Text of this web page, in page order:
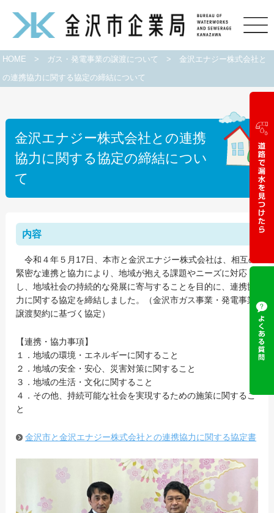
HOME > ガス・発電事業の譲渡について > 金沢エナジー株式会社と
の連携協力に関する協定の締結について
金沢エナジー株式会社との連携
協力に関する協定の締結につい
て
内容
令和４年５月17日、本市と金沢エナジー株式会社は、相互の
緊密な連携と協力により、地域が抱える課題やニーズに対応
し、地域社会の持続的な発展に寄与することを目的に、連携協
力に関する協定を締結しました。（金沢市ガス事業・発電事業
譲渡契約に基づく協定）
【連携・協力事項】
１．地域の環境・エネルギーに関すること
２．地域の安全・安心、災害対策に関すること
３．地域の生活・文化に関すること
４．その他、持続可能な社会を実現するための施策に関するこ
と
金沢市と金沢エナジー株式会社との連携協力に関する協定書